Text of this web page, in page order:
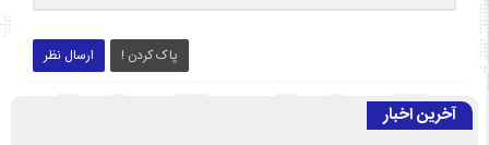
ارسال نظر پاک کردن !
آخرین اخبار